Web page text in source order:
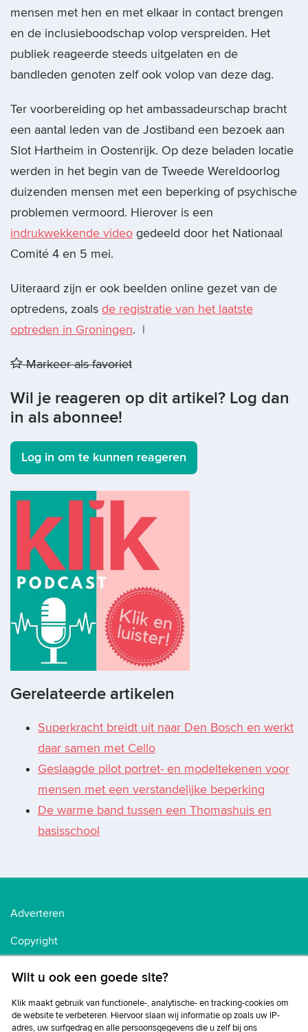
mensen met hen en met elkaar in contact brengen
en de inclusieboodschap volop verspreiden. Het
publiek reageerde steeds uitgelaten en de
bandleden genoten zelf ook volop van deze dag.
Ter voorbereiding op het ambassadeurschap bracht
een aantal leden van de Jostiband een bezoek aan
Slot Hartheim in Oostenrijk. Op deze beladen locatie
werden in het begin van de Tweede Wereldoorlog
duizenden mensen met een beperking of psychische
problemen vermoord. Hierover is een
indrukwekkende video gedeeld door het Nationaal
Comité 4 en 5 mei.
Uiteraard zijn er ook beelden online gezet van de
optredens, zoals de registratie van het laatste
optreden in Groningen. |
Markeer als favoriet
Wil je reageren op dit artikel? Log dan
in als abonnee!
Log in om te kunnen reageren
Gerelateerde artikelen
Superkracht breidt uit naar Den Bosch en werkt
daar samen met Cello
Geslaagde pilot portret- en modeltekenen voor
mensen met een verstandelijke beperking
De warme band tussen een Thomashuis en
basisschool
Adverteren
Copyright
Privacybeleid
Wilt u ook een goede site?
Klik maakt gebruik van functionele-, analytische- en tracking-cookies om
de website te verbeteren. Hiervoor slaan wij informatie op zoals uw IP-
adres, uw surfgedrag en alle persoonsgegevens die u zelf bij ons